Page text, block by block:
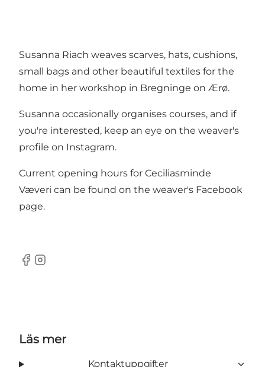
Susanna Riach weaves scarves, hats, cushions,
small bags and other beautiful textiles for the
home in her workshop in Bregninge on Ærø.
Susanna occasionally organises courses, and if
you're interested, keep an eye on the weaver's
profile on Instagram.
Current opening hours for Ceciliasminde
Væveri can be found on the weaver's Facebook
page.
Facebook
Instagram
Läs mer
Kontaktuppgifter